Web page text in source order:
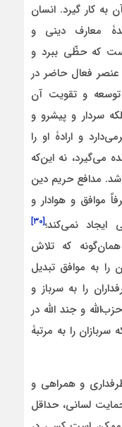
به کار گیرد. انسان
معارف دینی و
که حظّی ببرد و
عنصر فعال حاضر در
و تقویت آن
سردار و پیشرو و
و ارادۀ او را
می‌گیرد، نه این‌که
مدافع حریم دین
موافق و هوادار و
ایجاد نمی‌کند؛[۳۰]
همان‌گونه که تلاش
را به موافق تبدیل
را به سرباز و
و جند الله در
را به مرتبۀ
و همراهی و
لسانی، حداقل